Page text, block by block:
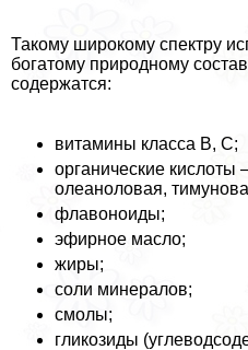
Такому широкому спектру
богатому природному
содержатся:
витамины класса В, С;
органические кислоты
олеаноловая,
флавоноиды;
эфирное масло;
жиры;
соли минералов;
смолы;
гликозиды